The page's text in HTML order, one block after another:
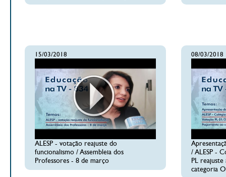
15/03/2018
ALESP - votação reajuste do
funcionalismo / Assembleia dos
Professores - 8 de março
08/03/2018
/ ALESP -
PL reajuste
categoria O